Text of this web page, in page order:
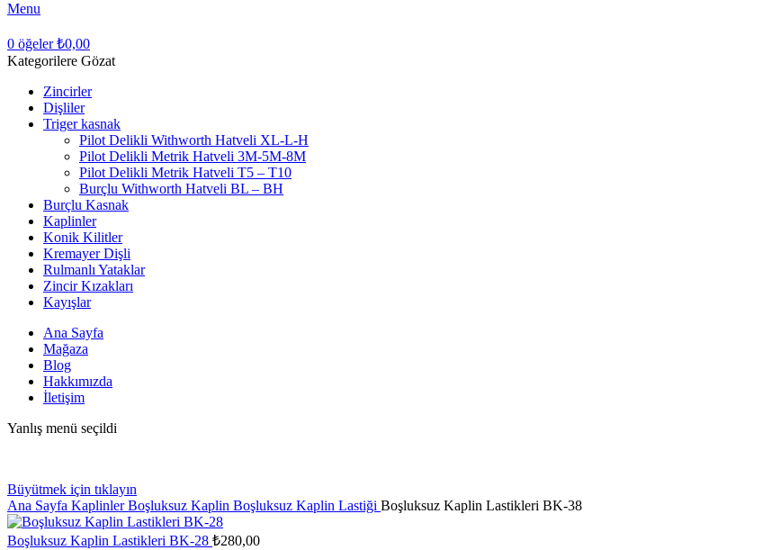
Menu
0 öğeler ₺0,00
Kategorilere Gözat
Zincirler
Dişliler
Triger kasnak
Pilot Delikli Withworth Hatveli XL-L-H
Pilot Delikli Metrik Hatveli 3M-5M-8M
Pilot Delikli Metrik Hatveli T5 – T10
Burçlu Withworth Hatveli BL – BH
Burçlu Kasnak
Kaplinler
Konik Kilitler
Kremayer Dişli
Rulmanlı Yataklar
Zincir Kızakları
Kayışlar
Ana Sayfa
Mağaza
Blog
Hakkımızda
İletişim
Yanlış menü seçildi
Büyütmek için tıklayın
Ana Sayfa KaplinlerBoşluksuz Kaplin Boşluksuz Kaplin Lastiği Boşluksuz Kaplin Lastikleri BK-38
Boşluksuz Kaplin Lastikleri BK-28 ₺280,00